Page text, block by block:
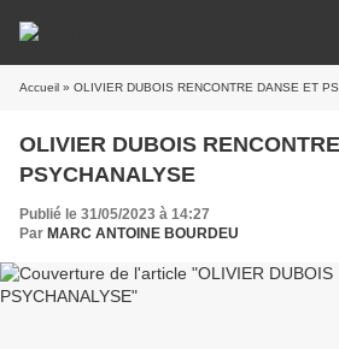
Accueil » OLIVIER DUBOIS RENCONTRE DANSE ET
OLIVIER DUBOIS
PSYCHANALYSE
Publié le 31/05/2023 à 14:27
Par MARC ANTOINE BOURDEU